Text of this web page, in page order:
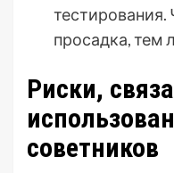
просадка, тем
Риски,
советников